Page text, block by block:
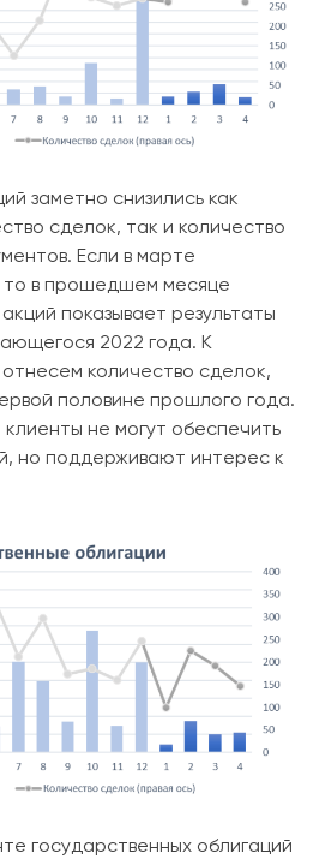
заметно снизились как
сделок, так и количество
Если в марте
то в прошедшем месяце
показывает результаты
2022 года. К
количество сделок,
половине прошлого года.
не могут обеспечить
но поддерживают интерес к
государственных облигаций